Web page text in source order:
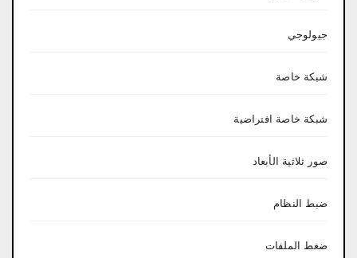
جيولوجي
شبكة خاصة
شبكة خاصة افتراضية
صور ثلاثية الأبعاد
ضبط النظام
ضغط الملفات